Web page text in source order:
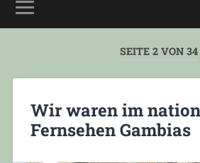
SEITE 2 VON 34
Wir waren im
Fernsehen Gambias